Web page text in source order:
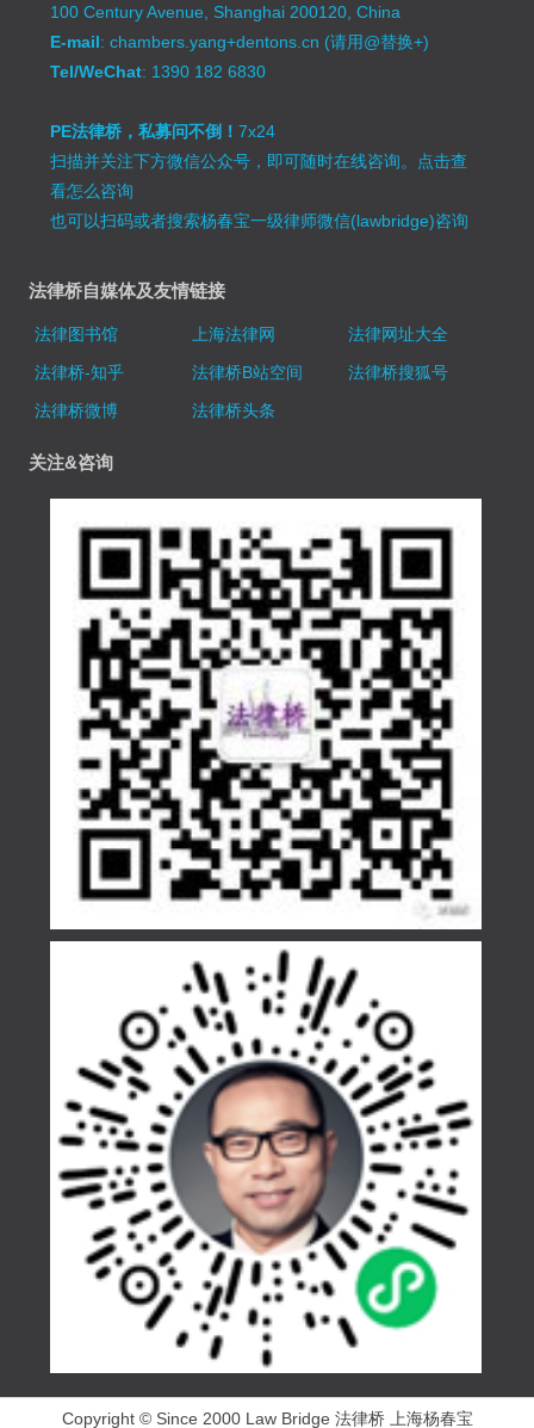
100 Century Avenue, Shanghai 200120, China
E-mail: chambers.yang+dentons.cn (请用@替换+)
Tel/WeChat: 1390 182 6830
PE法律桥，私募问不倒！7x24
扫描并关注下方微信公众号，即可随时在线咨询。 点击查
看怎么咨询
也可以扫码或者搜索杨春宝一级律师微信(lawbridge)咨询
法律桥自媒体及友情链接
法律图书馆 上海法律网
法律网址大全
法律桥-知乎
法律桥B站空间
法律桥搜狐号
法律桥微博
法律桥头条
关注&咨询
Copyright © Since 2000 Law Bridge 法律桥 上海杨春宝